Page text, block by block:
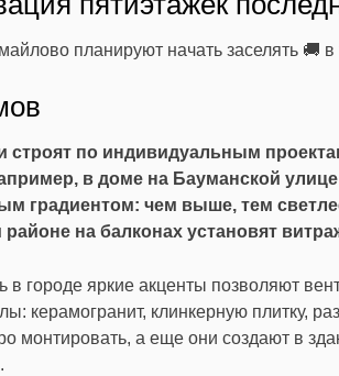
планируют начать заселять 🚚 в
по индивидуальным
в доме на Бауманской
градиентом: чем выше, тем
на балконах установят
в городе яркие акценты позволяют
керамогранит, клинкерную плитку,
монтировать, а еще они создают в